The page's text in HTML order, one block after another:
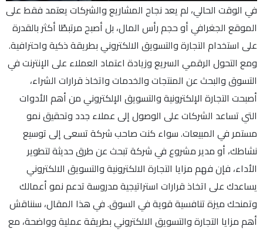
في الوقت الحالي، لم يعد نجاح المشاريع والشركات يعتمد فقط على
الموقع الجغرافي أو حجم رأس المال، بل أصبح مرتبطًا أكثر بالقدرة
على استخدام التجارة والتسويق الالكتروني بطريقة ذكية واحترافية.
ومع التحول الرقمي السريع وزيادة اعتماد العملاء على الإنترنت في
التسوق والبحث عن المنتجات والخدمات واتخاذ قرارات الشراء،
أصبحت التجارة الإلكترونية والتسويق الإلكتروني من أهم الأدوات
التي تساعد الشركات على الوصول إلى عملاء جدد وتحقيق نمو
مستمر في المبيعات. سواء كنت صاحب شركة تسعى إلى توسيع
نشاطك، أو مدير مشروع في شركة تبحث عن طرق حديثة لتطوير
الأداء، فإن فهم مزايا التجارة الالكترونية والتسويق الالكتروني
يساعدك على اتخاذ قرارات استراتيجية مدروسة تدعم نمو أعمالك
وتمنحك ميزة تنافسية قوية في السوق. في هذا المقال، سنناقش
أهم مزايا التجارة والتسويق الالكتروني بطريقة عملية وواضحة، مع